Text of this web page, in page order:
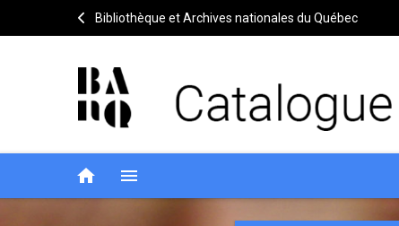
Bibliothèque et Archives nationales du Québec
home menu